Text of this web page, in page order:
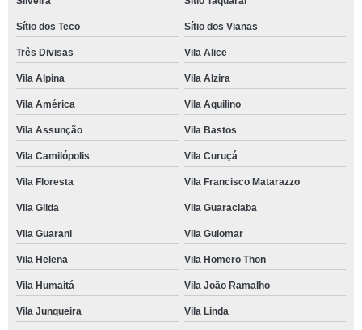
Sítio dos Teco Sítio dos Vianas
Três Divisas Vila Alice
Vila Alpina Vila Alzira
Vila América Vila Aquilino
Vila Assunção Vila Bastos
Vila Camilópolis Vila Curuçá
Vila Floresta Vila Francisco Matarazzo
Vila Gilda Vila Guaraciaba
Vila Guarani Vila Guiomar
Vila Helena Vila Homero Thon
Vila Humaitá Vila João Ramalho
Vila Junqueira Vila Linda